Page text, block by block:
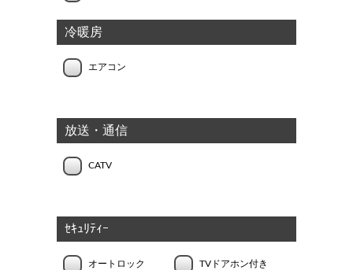
冷暖房
エアコン
放送・通信
CATV
ｾｷｭﾘﾃｨｰ
オートロック TVドアホン付き